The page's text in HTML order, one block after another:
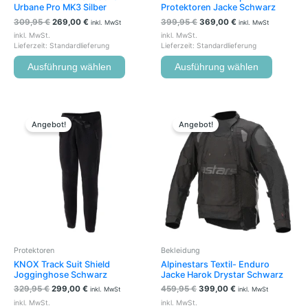
Urbane Pro MK3 Silber
309,95€ 269,00 € inkl. MwSt
inkl. MwSt.
Lieferzeit: Standardlieferung
Ausführung wählen
Protektoren Jacke Schwarz
399,95€ 369,00 € inkl. MwSt
inkl. MwSt.
Lieferzeit: Standardlieferung
Ausführung wählen
werden
Angebot!
Protektoren
KNOX Track Suit Shield
Jogginghose Schwarz
329,95€
Ursprünglicher
Preis
war:
329,95 €
299,00 €
Aktueller
Preis
ist:
299,00 €.
inkl. MwSt
inkl. MwSt.
Produktseite
Angebot!
Bekleidung
Alpinestars Textil- Enduro
Jacke Harok Drystar Schwarz
459,95€
Ursprünglicher
Preis
war:
459,95 €
399,00 €
Aktueller
Preis
ist:
399,00 €.
inkl. MwSt
inkl. MwSt.
mehrere
auf.
können
auf
werden